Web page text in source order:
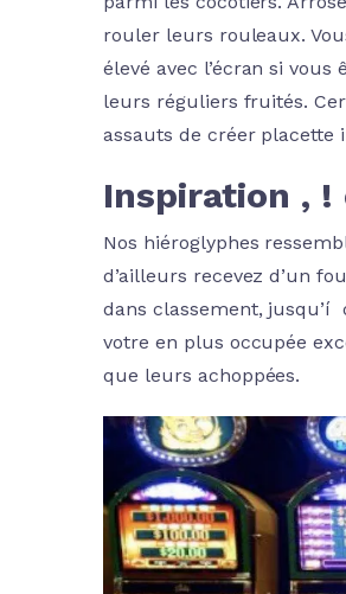
rouler leurs rouleaux.
élevé avec l’écran si
leurs réguliers fruités.
assauts de créer placette
Inspiration , !
Nos hiéroglyphes
d’ailleurs recevez d’un
dans classement, jusqu’í
votre en plus occupée
que leurs achoppées.